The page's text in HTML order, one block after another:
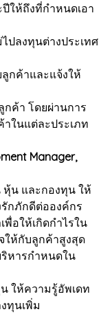
ให้ถึงที่กำหนดเอา
ปลงทุนต่างประเทศ
กค้าและแจ้งให้
ค้า โดยผ่านการ
ในแต่ละประเภท
Manager,
หุ้น และกองทุน ให้
รักภักดีต่อองค์กร
อให้เกิดกำไรใน
ให้กับลูกค้าสูงสุด
หารกำหนดใน
ให้ความรู้อัพเดท
ทุนเพิ่ม